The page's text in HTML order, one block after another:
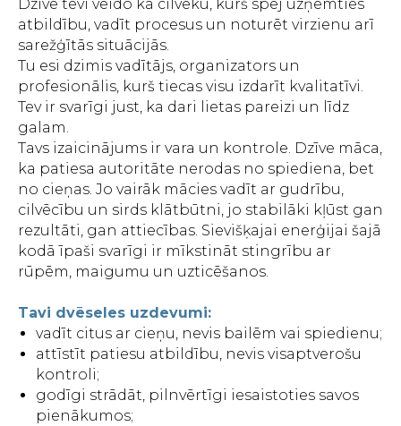
Dzīve tevi veido kā cilvēku, kurš spēj uzņemties
atbildību, vadīt procesus un noturēt virzienu arī
sarežģītās situācijās.
Tu esi dzimis vadītājs, organizators un
profesionālis, kurš tiecas visu izdarīt kvalitatīvi.
Tev ir svarīgi just, ka dari lietas pareizi un līdz
galam.
Tavs izaicinājums ir vara un kontrole. Dzīve māca,
ka patiesa autoritāte nerodas no spiediena, bet
no cieņas. Jo vairāk mācies vadīt ar gudrību,
cilvēcību un sirds klātbūtni, jo stabilāki kļūst gan
rezultāti, gan attiecības. Sievišķajai enerģijai šajā
kodā īpaši svarīgi ir mīkstināt stingrību ar
rūpēm, maigumu un uzticēšanos.
Tavi dvēseles uzdevumi:
vadīt citus ar cieņu, nevis bailēm vai spiedienu;
attīstīt patiesu atbildību, nevis visaptverošu
kontroli;
godīgi strādāt, pilnvērtīgi iesaistoties savos
pienākumos;